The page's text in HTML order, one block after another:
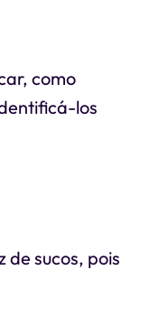
como
los
de sucos, pois